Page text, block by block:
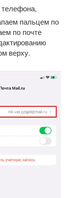
пальцем по
по почте
верху.